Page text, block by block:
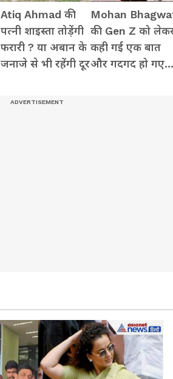
Atiq Ahmad की
पत्नी शाइस्ता तोड़ेंगी
फरारी ? या अबान के
जनाजे से भी रहेंगी दूर
Mohan
की Gen Z को
कही गई एक बात
और गदगद हो गए